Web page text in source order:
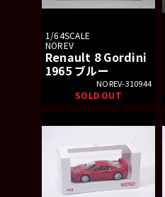
1/64SCALE
NOREV
Renault 8 Gordini
1965 ブルー
NOREV-310944
SOLD OUT